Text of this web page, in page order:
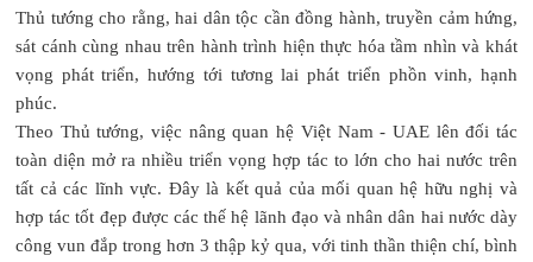
Thủ tướng cho rằng, hai dân tộc cần đồng hành, truyền cảm hứng,
sát cánh cùng nhau trên hành trình hiện thực hóa tầm nhìn và khát
vọng phát triển, hướng tới tương lai phát triển phồn vinh, hạnh
phúc.
Theo Thủ tướng, việc nâng quan hệ Việt Nam - UAE lên đối tác
toàn diện mở ra nhiều triển vọng hợp tác to lớn cho hai nước trên
tất cả các lĩnh vực. Đây là kết quả của mối quan hệ hữu nghị và
hợp tác tốt đẹp được các thế hệ lãnh đạo và nhân dân hai nước dày
công vun đắp trong hơn 3 thập kỷ qua, với tinh thần thiện chí, bình